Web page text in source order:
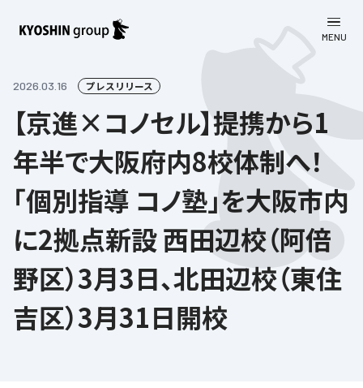
MENU
会社案内
会社案内
企業理念
教育理念
社長挨拶
Company’s Profile
事業一覧
学習塾
学びの成果
学習塾について
語学学習
京進グループについて
サステナビリティ
お客さま満足度向上の取り組み
労働環境向上の取り組み
株主・投資家向け情報
株主・投資家向け情報
株主・株式関連情報
採用情報
採用情報
お問い合わせ
2026.03.16 プレスリリース
【京進×コノセル】提携から1
年半で大阪府内8校体制へ！
「個別指導 コノ塾」を大阪市内
に2拠点新設 西田辺校（阿倍
野区）3月3日、北田辺校（東住
吉区）3月31日開校